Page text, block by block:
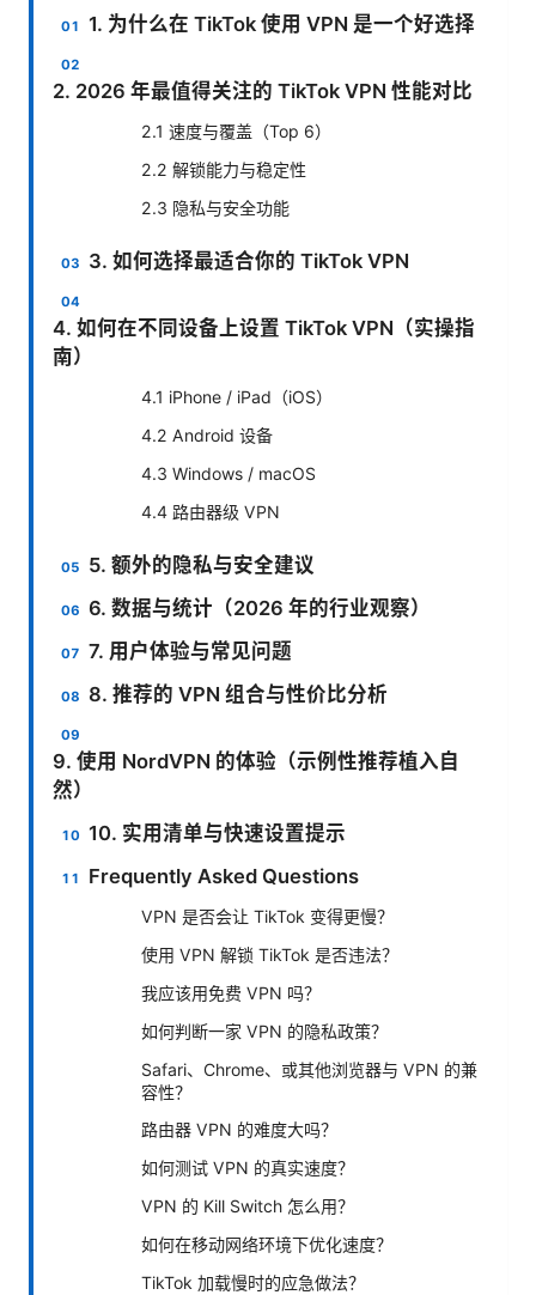
1. 为什么在 TikTok 使用 VPN 是一个好选择
2. 2026 年最值得关注的 TikTok VPN 性能对比
2.1 速度与覆盖（Top 6）
2.2 解锁能力与稳定性
2.3 隐私与安全功能
3. 如何选择最适合你的 TikTok VPN
4. 如何在不同设备上设置 TikTok VPN（实操指
南）
4.1 iPhone / iPad（iOS）
4.2 Android 设备
4.3 Windows / macOS
4.4 路由器级 VPN
5. 额外的隐私与安全建议
6. 数据与统计（2026 年的行业观察）
7. 用户体验与常见问题
8. 推荐的 VPN 组合与性价比分析
9. 使用 NordVPN 的体验（示例性推荐植入自
然）
10. 实用清单与快速设置提示
Frequently Asked Questions
VPN 是否会让 TikTok 变得更慢？
使用 VPN 解锁 TikTok 是否违法？
我应该用免费 VPN 吗？
如何判断一家 VPN 的隐私政策？
Safari、Chrome、或其他浏览器与 VPN 的兼
容性？
路由器 VPN 的难度大吗？
如何测试 VPN 的真实速度？
VPN 的 Kill Switch 怎么用？
如何在移动网络环境下优化速度？
TikTok 加载慢时的应急做法？